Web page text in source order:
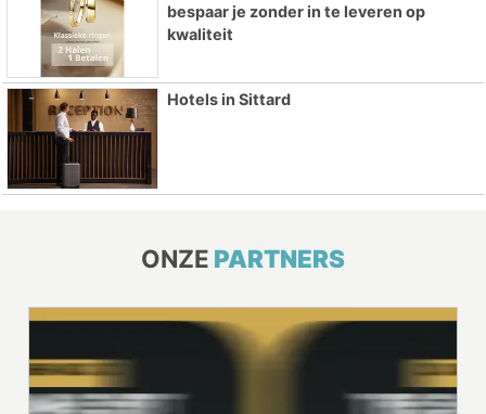
bespaar je zonder in te leveren op
kwaliteit
Hotels in Sittard
ONZE PARTNERS